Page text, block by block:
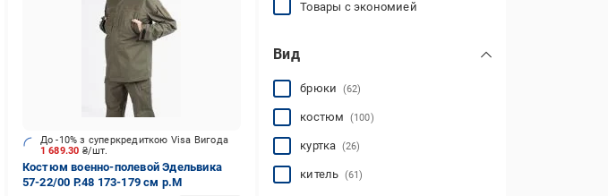
1 689.30 ₴/шт.
До -10% з суперкредиткою Visa Вигода
Костюм военно-полевой Эдельвика
57-22/00 Р.48 173-179 см р.M
Товары с экономией
Вид
брюки (62)
костюм (100)
куртка (26)
китель (61)